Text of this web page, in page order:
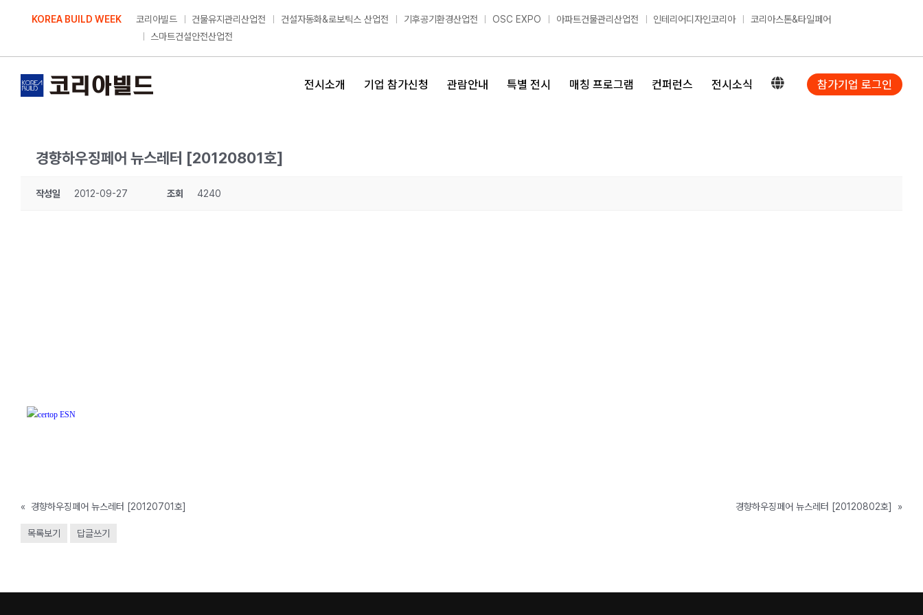
KOREA BUILD WEEK 코리아빌드 건물유지관리산업전 건설자동화&로보틱스 산업전 기후공기환경산업전 OSC EXPO 아파트건물관리산업전 인테리어디자인코리아
코리아스톤&타일페어
스마트건설안전산업전
전시소개 기업 참가신청 관람안내 특별 전시 매칭 프로그램 컨퍼런스 전시소식 참가기업 로그인
경향하우징페어 뉴스레터 [20120801호]
작성일 2012-09-27 조회 4240
« 경향하우징페어 뉴스레터 [20120701호] 경향하우징페어 뉴스레터 [20120802호] »
목록보기 답글쓰기